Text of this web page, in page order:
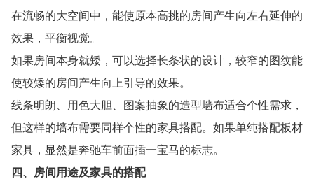
在流畅的大空间中，能使原本高挑的房间产生向左右延伸的
效果，平衡视觉。
如果房间本身就矮，可以选择长条状的设计，较窄的图纹能
使较矮的房间产生向上引导的效果。
线条明朗、用色大胆、图案抽象的造型墙布适合个性需求，
但这样的墙布需要同样个性的家具搭配。如果单纯搭配板材
家具，显然是奔驰车前面插一宝马的标志。
四、房间用途及家具的搭配